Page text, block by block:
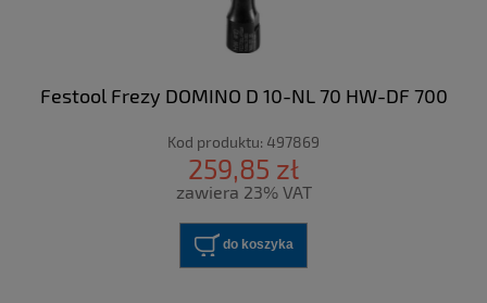
Festool Frezy DOMINO D 10-NL 70 HW-DF 700
Kod produktu: 497869
259,85 zł
zawiera 23% VAT
do koszyka